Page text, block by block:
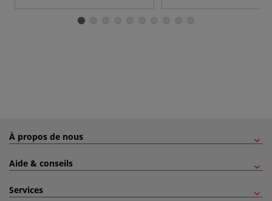
À propos de nous
Aide & conseils
Services